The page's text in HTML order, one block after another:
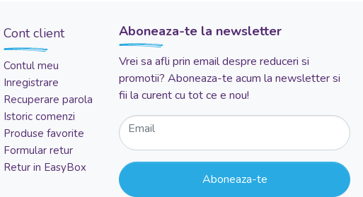
Cont client
Contul meu
Inregistrare
Recuperare parola
Istoric comenzi
Produse favorite
Formular retur
Retur in EasyBox
Aboneaza-te la newsletter
Vrei sa afli prin email despre reduceri si
promotii? Aboneaza-te acum la newsletter si
fii la curent cu tot ce e nou!
Email
Aboneaza-te